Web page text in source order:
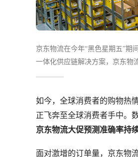
京东物流在今年“黑色星期五”期
一体化供应链解决方案，京东物
缩短至2-3天。其创新的PSP分
基础设施，京东物流持续助力中
如今，全球消费者的购物热
正飞奔至全球消费者手中。
京东物流大促预测准确率持
面对激增的订单量，京东物